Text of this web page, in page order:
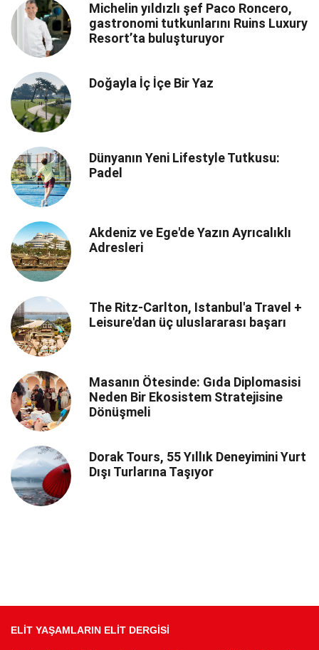
Michelin yıldızlı şef Paco Roncero,
gastronomi tutkunlarını Ruins Luxury
Resort’ta buluşturuyor
Doğayla İç İçe Bir Yaz
Dünyanın Yeni Lifestyle Tutkusu:
Padel
Akdeniz ve Ege'de Yazın Ayrıcalıklı
Adresleri
The Ritz-Carlton, Istanbul'a Travel +
Leisure'dan üç uluslararası başarı
Masanın Ötesinde: Gıda Diplomasisi
Neden Bir Ekosistem Stratejisine
Dönüşmeli
Dorak Tours, 55 Yıllık Deneyimini Yurt
Dışı Turlarına Taşıyor
ELİT YAŞAMLARIN ELİT DERGİSİ